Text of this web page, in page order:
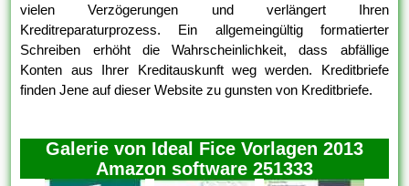
vielen Verzögerungen und verlängert Ihren
Kreditreparaturprozess. Ein allgemeingültig formatierter
Schreiben erhöht die Wahrscheinlichkeit, dass abfällige
Konten aus Ihrer Kreditauskunft weg werden. Kreditbriefe
finden Jene auf dieser Website zu gunsten von Kreditbriefe.
Galerie von Ideal Fice Vorlagen 2013
Amazon software 251333